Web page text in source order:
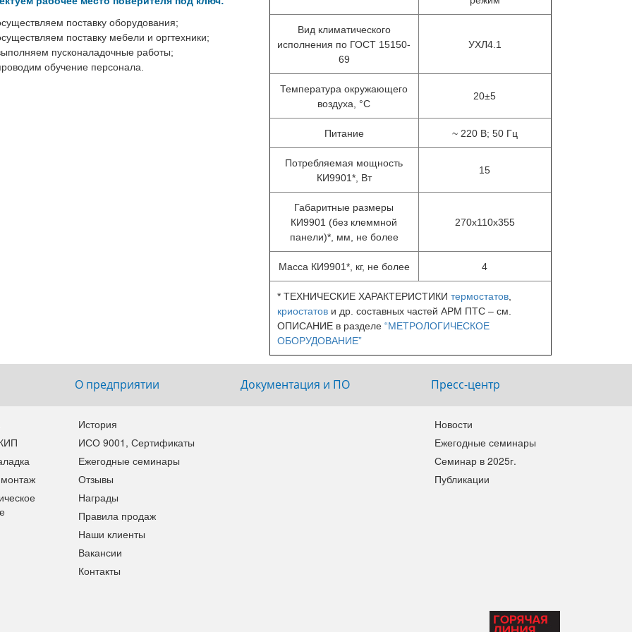
поставку оборудования;
поставку мебели и оргтехники;
пусконаладочные работы;
обучение персонала.
Вид климатического
исполнения по ГОСТ 15150-
69
УХЛ4.1
Температура окружающего
воздуха, °С
20±5
Питание ~ 220 В; 50 Гц
Потребляемая мощность
КИ9901*, Вт
15
Габаритные размеры
КИ9901 (без клеммной
панели)*, мм, не более
270х110х355
Масса КИ9901*, кг, не более 4
* ТЕХНИЧЕСКИЕ ХАРАКТЕРИСТИКИ термостатов,
криостатови др. составных частей АРМ ПТС – см.
ОПИСАНИЕ в разделе “МЕТРОЛОГИЧЕСКОЕ
ОБОРУДОВАНИЕ”
О предприятии
История
ИСО 9001, Сертификаты
Ежегодные семинары
Отзывы
Награды
Правила продаж
Наши клиенты
Вакансии
Контакты
Документация и ПО Пресс-центр
Новости
Ежегодные семинары
Семинар в 2025г.
Публикации